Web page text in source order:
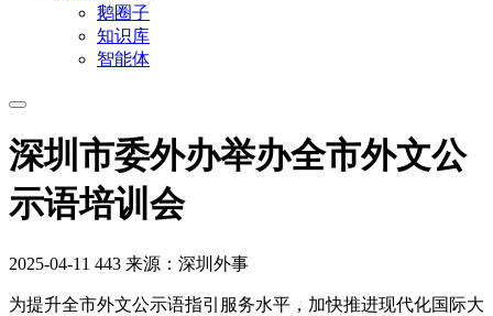
鹅圈子
知识库
智能体
深圳市委外办举办全市外文公
示语培训会
2025-04-11 443 来源： 深圳外事
为提升全市外文公示语指引服务水平，加快推进现代化国际大